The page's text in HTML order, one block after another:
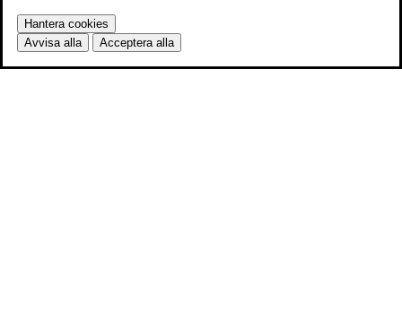
Hantera cookies
Avvisa alla
Acceptera alla